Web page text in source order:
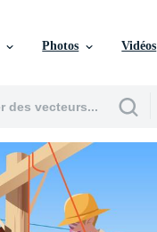
Photos Vidéos